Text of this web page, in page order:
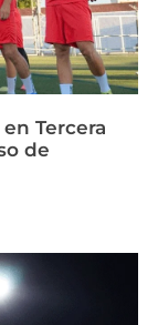
Tercera
de